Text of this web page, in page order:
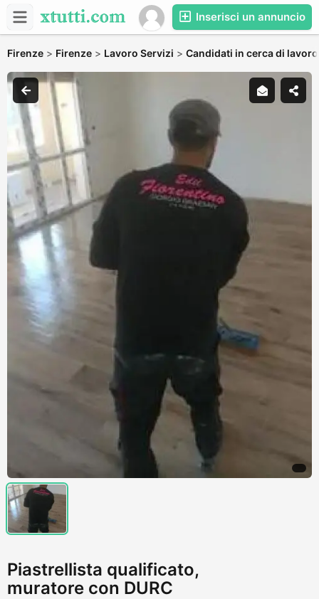
Inserisci un annuncio
Firenze > Firenze > Lavoro Servizi > Candidati in cerca di lavoro
Piastrellista qualificato,
muratore con DURC